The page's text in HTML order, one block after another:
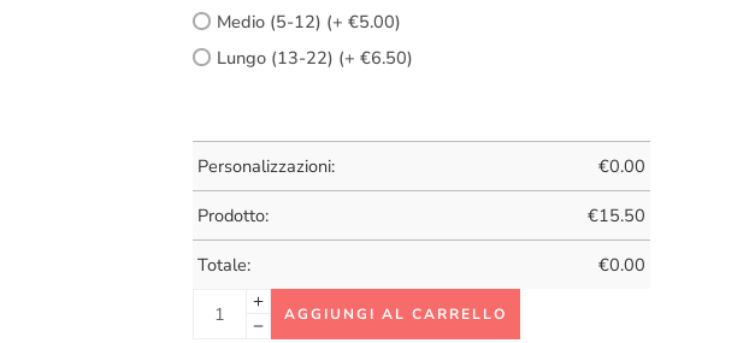
Medio (5-12) (+ €5.00)
Lungo (13-22) (+ €6.50)
Personalizzazioni: €0.00
Prodotto: €15.50
Totale: €0.00
AGGIUNGI AL CARRELLO